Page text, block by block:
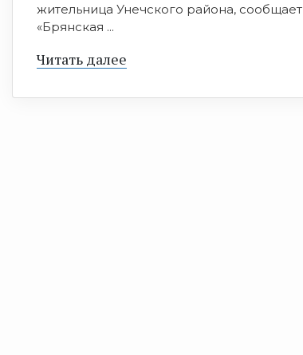
жительница Унечского района, сообщает
«Брянская ...
Читать далее